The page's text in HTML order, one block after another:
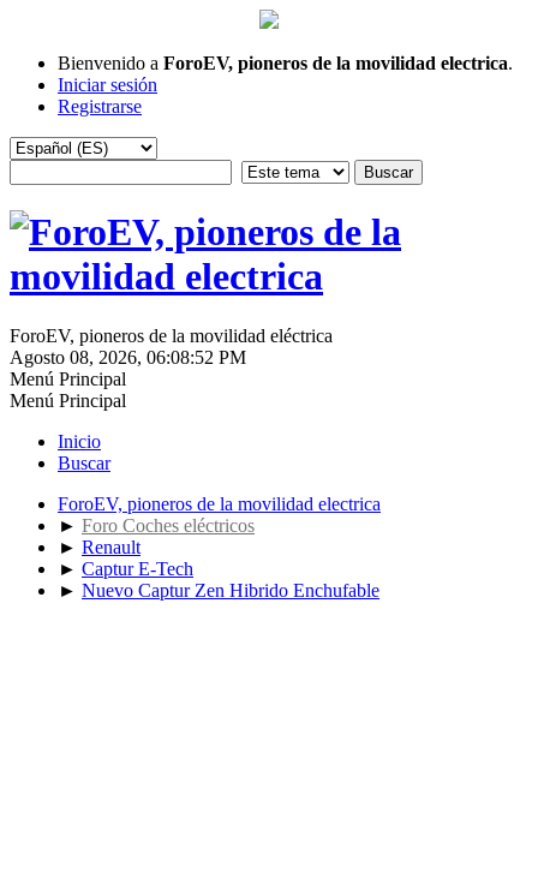
Bienvenido a ForoEV, pioneros de la movilidad electrica.
Iniciar sesión
Registrarse
ForoEV, pioneros de la movilidad eléctrica
Agosto 08, 2026, 06:08:52 PM
Menú Principal
Menú Principal
Inicio
Buscar
ForoEV, pioneros de la movilidad electrica
► Foro Coches eléctricos
► Renault
► Captur E-Tech
► Nuevo Captur Zen Hibrido Enchufable